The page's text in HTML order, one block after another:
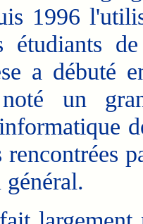
1996
étudiants
a débuté
un